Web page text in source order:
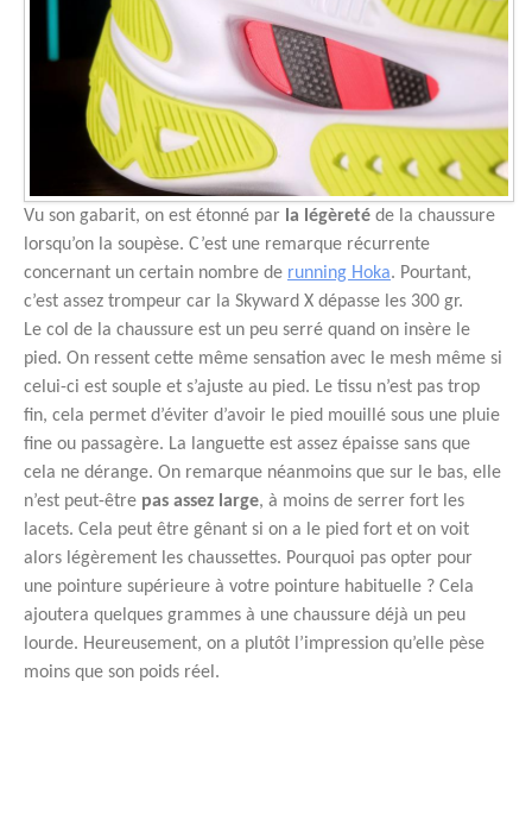
Vu son gabarit, on est étonné par la légèreté de la chaussure
lorsqu’on la soupèse. C’est une remarque récurrente
concernant un certain nombre de running Hoka. Pourtant,
c’est assez trompeur car la Skyward X dépasse les 300 gr.
Le col de la chaussure est un peu serré quand on insère le
pied. On ressent cette même sensation avec le mesh même si
celui-ci est souple et s’ajuste au pied. Le tissu n’est pas trop
fin, cela permet d’éviter d’avoir le pied mouillé sous une pluie
fine ou passagère. La languette est assez épaisse sans que
cela ne dérange. On remarque néanmoins que sur le bas, elle
n’est peut-être pas assez large, à moins de serrer fort les
lacets. Cela peut être gênant si on a le pied fort et on voit
alors légèrement les chaussettes. Pourquoi pas opter pour
une pointure supérieure à votre pointure habituelle ? Cela
ajoutera quelques grammes à une chaussure déjà un peu
lourde. Heureusement, on a plutôt l’impression qu’elle pèse
moins que son poids réel.